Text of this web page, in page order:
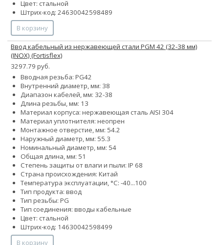
Цвет: стальной
Штрих-код: 24630042598489
В корзину
Ввод кабельный из нержавеющей стали PGМ 42 (32-38 мм)
(INOX) (Fortisflex)
3297.79 руб.
Вводная резьба: PG42
Внутренний диаметр, мм: 38
Диапазон кабелей, мм: 32-38
Длина резьбы, мм: 13
Материал корпуса: нержавеющая сталь AISI 304
Материал уплотнителя: неопрен
Монтажное отверстие, мм: 54.2
Наружный диаметр, мм: 55.3
Номинальный диаметр, мм: 54
Общая длина, мм: 51
Степень защиты от влаги и пыли: IP 68
Страна происхождения: Китай
Температура эксплуатации, °С: -40...100
Тип продукта: ввод
Тип резьбы: PG
Тип соединения: вводы кабельные
Цвет: стальной
Штрих-код: 14630042598499
В корзину